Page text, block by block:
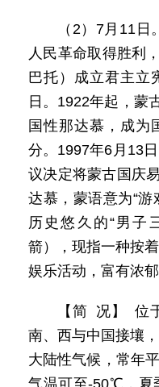
（2）7月11
人民革命取得胜利
巴托）成立君主立
日。1922年起，蒙
国性那达慕，成为
分。1997年6月13
议决定将蒙古国庆
达慕，蒙语意为“游
历史悠久的“男子
箭），现指一种按
娱乐活动，富有浓郁
【简 况】 位
南、西与中国接壤
大陆性气候，常年
气温可至-50℃，夏